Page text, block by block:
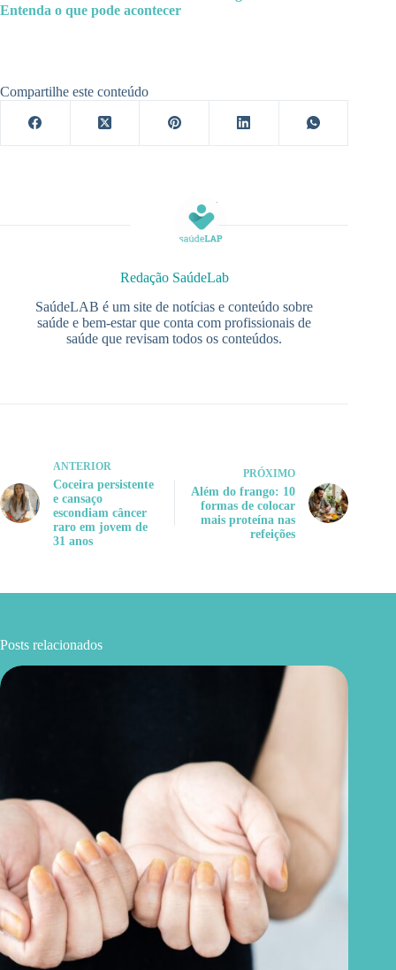
Entenda o que pode acontecer
Compartilhe este conteúdo
Redação SaúdeLab
SaúdeLAB é um site de notícias e conteúdo sobre
saúde e bem-estar que conta com profissionais de
saúde que revisam todos os conteúdos.
ANTERIOR
Coceira persistente
e cansaço
escondiam câncer
raro em jovem de
31 anos
PRÓXIMO
Além do frango: 10
formas de colocar
mais proteína nas
refeições
Posts relacionados